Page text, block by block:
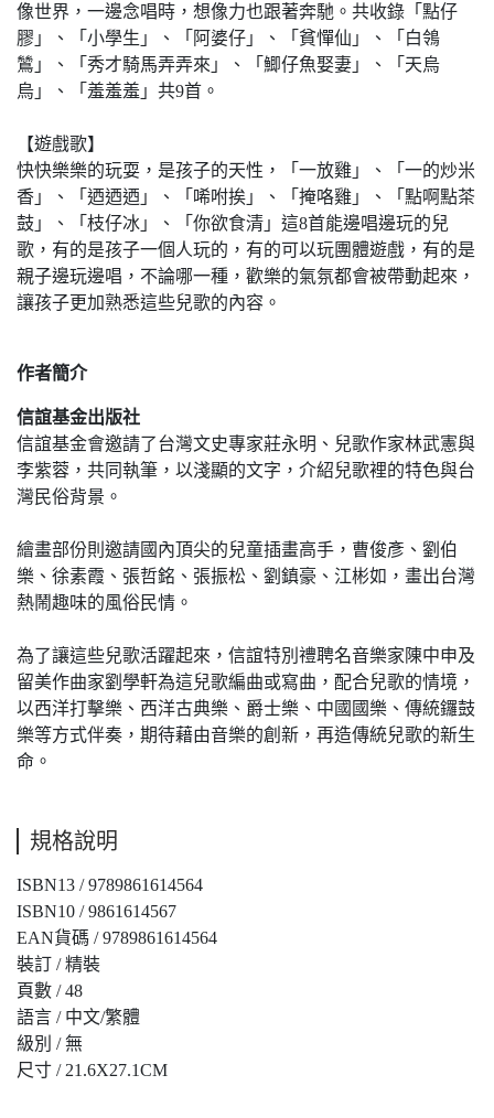
像世界，一邊念唱時，想像力也跟著奔馳。共收錄「點仔
膠」、「小學生」、「阿婆仔」、「貧憚仙」、「白鴒
鷥」、「秀才騎馬弄弄來」、「鯽仔魚娶妻」、「天烏
烏」、「羞羞羞」共9首。
【遊戲歌】
快快樂樂的玩耍，是孩子的天性，「一放雞」、「一的炒米
香」、「迺迺迺」、「唏咐挨」、「掩咯雞」、「點啊點茶
鼓」、「枝仔冰」、「你欲食清」這8首能邊唱邊玩的兒
歌，有的是孩子一個人玩的，有的可以玩團體遊戲，有的是
親子邊玩邊唱，不論哪一種，歡樂的氣氛都會被帶動起來，
讓孩子更加熟悉這些兒歌的內容。
作者簡介
信誼基金出版社
信誼基金會邀請了台灣文史專家莊永明、兒歌作家林武憲與
李紫蓉，共同執筆，以淺顯的文字，介紹兒歌裡的特色與台
灣民俗背景。
繪畫部份則邀請國內頂尖的兒童插畫高手，曹俊彥、劉伯
樂、徐素霞、張哲銘、張振松、劉鎮豪、江彬如，畫出台灣
熱鬧趣味的風俗民情。
為了讓這些兒歌活躍起來，信誼特別禮聘名音樂家陳中申及
留美作曲家劉學軒為這兒歌編曲或寫曲，配合兒歌的情境，
以西洋打擊樂、西洋古典樂、爵士樂、中國國樂、傳統鑼鼓
樂等方式伴奏，期待藉由音樂的創新，再造傳統兒歌的新生
命。
規格說明
ISBN13 / 9789861614564
ISBN10 / 9861614567
EAN貨碼 / 9789861614564
裝訂 / 精裝
頁數 / 48
語言 / 中文/繁體
級別 / 無
尺寸 / 21.6X27.1CM